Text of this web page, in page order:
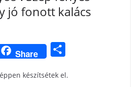
jó fonott kalács
Share
a
készítsétek el.